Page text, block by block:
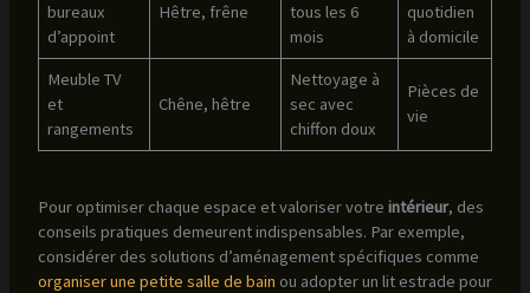
bureaux
d’appoint
Hêtre, frêne
tous les 6
mois
quotidien
à domicile
Meuble TV
et
rangements
Chêne, hêtre
Nettoyage à
sec avec
chiffon doux
Pièces de
vie
Pour optimiser chaque espace et valoriser votre intérieur, des
conseils pratiques demeurent indispensables. Par exemple,
considérer des solutions d’aménagement spécifiques comme
organiser une petite salle de bain ou adopter un lit estrade pour